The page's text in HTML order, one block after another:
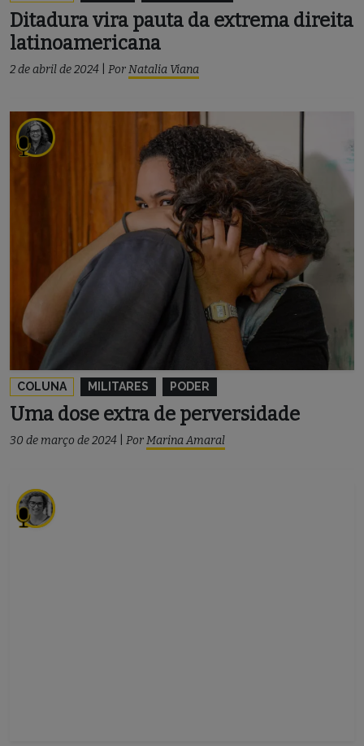
Ditadura vira pauta da extrema direita
latinoamericana
2 de abril de 2024 PorNatalia Viana
COLUNA MILITARES PODER
Uma dose extra de perversidade
30 de março de 2024 PorMarina Amaral